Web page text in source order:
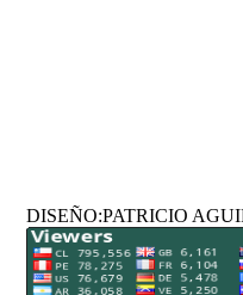
DISEÑO:PATRICIO